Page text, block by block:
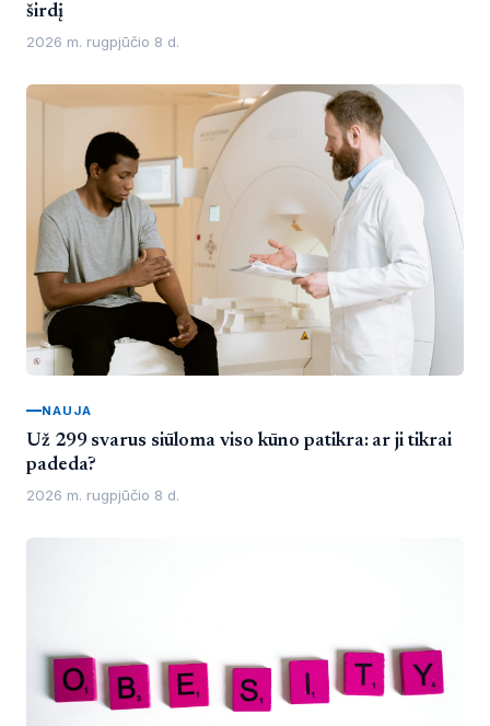
širdį
2026 m. rugpjūčio 8 d.
NAUJA
Už 299 svarus siūloma viso kūno patikra: ar ji tikrai
padeda?
2026 m. rugpjūčio 8 d.